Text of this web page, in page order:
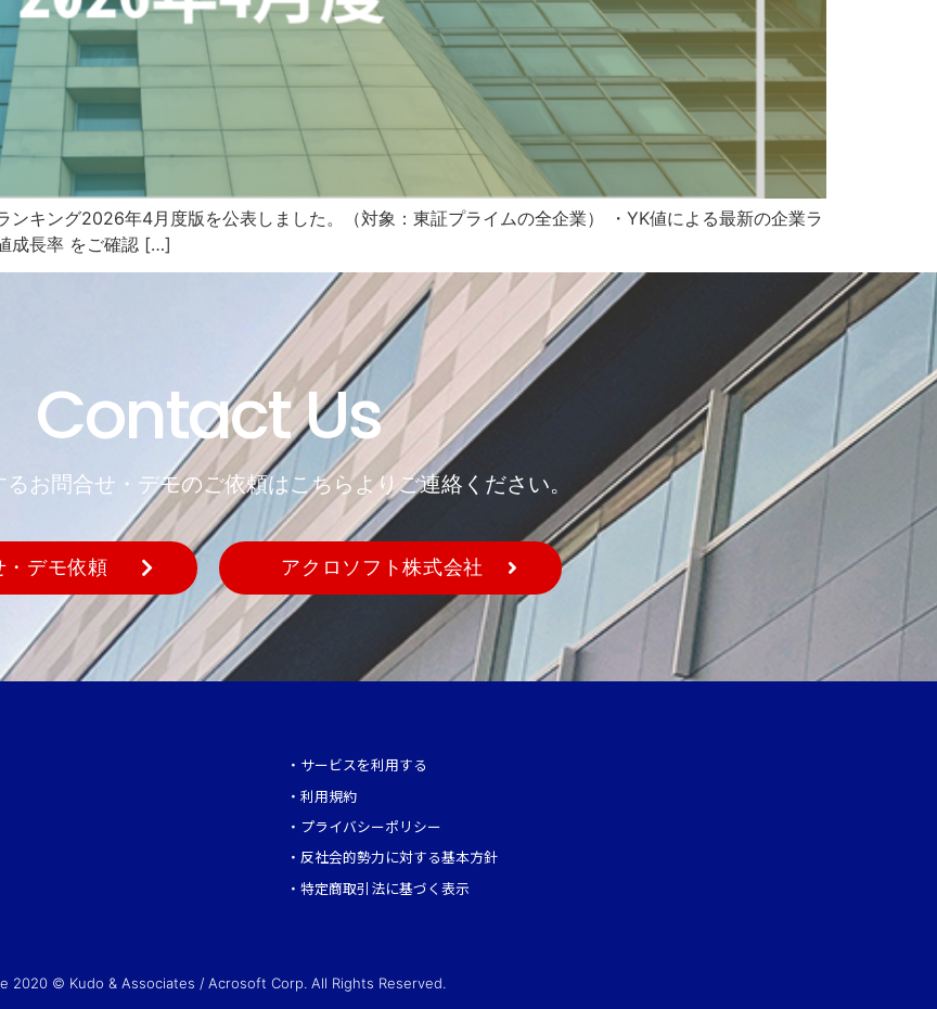
キング2026年4月度版を公表しました。（対象：東証プライムの全企業） ・YK値による最新の企業ラ
成長率 をご確認 […]
Contact Us
るお問合せ・デモのご依頼はこちらよりご連絡ください。
・デモ依頼 アクロソフト株式会社
・ サービスを利用する
・ 利用規約
・ プライバシーポリシー
・ 反社会的勢力に対する基本方針
・ 特定商取引法に基づく表示
2020 © Kudo & Associates / Acrosoft Corp. All Rights Reserved.